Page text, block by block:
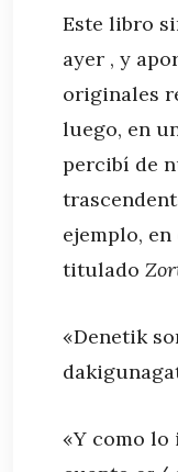
Este libro
ayer , y
originales
luego, en
percibí de
ejemplo,
titulado
«Denetik
«Y como lo